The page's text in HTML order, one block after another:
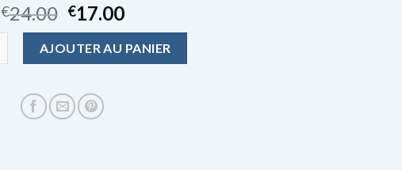
€24.00 €17.00
AJOUTER AU PANIER